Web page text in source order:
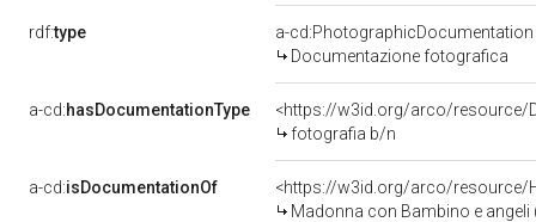
rdf:type
a-cd:PhotographicDocumentation
Documentazione fotografica
a-cd:hasDocumentationType
<https://w3id.org/arco/resource/
fotografia b/n
a-cd:isDocumentationOf
<https://w3id.org/arco/resource/
Madonna con Bambino e